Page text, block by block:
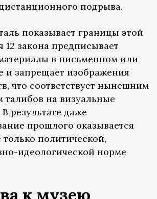
подрыва.
показывает границы этой
12 закона предписывает
в письменном или
и запрещает изображения
что соответствует нынешним
талибов на визуальные
результате даже
прошлого оказывается
политической,
идеологической норме
к музею